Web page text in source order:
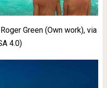
Green (Own work), via
4.0)